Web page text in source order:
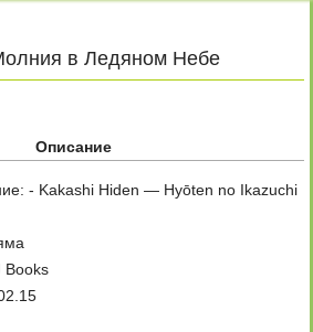
в Ледяном Небе
Описание
- Kakashi Hiden — Hyōten no Ikazuchi
Books